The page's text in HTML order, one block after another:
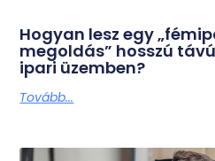
Hogyan lesz egy
megoldás” hosszú
ipari üzemben?
Tovább...